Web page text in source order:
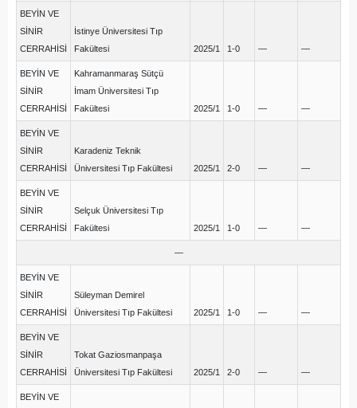
BEYİN VE
SİNİR
CERRAHİSİ
İstinye Üniversitesi Tıp
Fakültesi
2025/1 1-0 — —
BEYİN VE
SİNİR
CERRAHİSİ
Kahramanmaraş Sütçü
İmam Üniversitesi Tıp
Fakültesi
2025/1 1-0 — —
BEYİN VE
SİNİR
CERRAHİSİ
Karadeniz Teknik
Üniversitesi Tıp Fakültesi
2025/1 2-0 — —
BEYİN VE
SİNİR
CERRAHİSİ
Selçuk Üniversitesi Tıp
Fakültesi
2025/1 1-0 — —
—
BEYİN VE
SİNİR
CERRAHİSİ
Süleyman Demirel
Üniversitesi Tıp Fakültesi
2025/1 1-0 — —
BEYİN VE
SİNİR
CERRAHİSİ
Tokat Gaziosmanpaşa
Üniversitesi Tıp Fakültesi
2025/1 2-0 — —
BEYİN VE